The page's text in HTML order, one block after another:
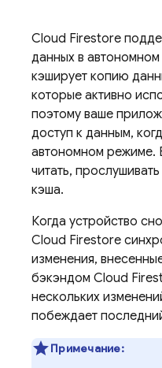
Cloud Firestore
данных в
кэширует копию
которые активно
поэтому ваше
доступ к данным,
автономном режиме.
читать,
кэша.
Когда устройство
Cloud Firestore
изменения,
бэкэндом Cloud
нескольких
побеждает
Примечание: